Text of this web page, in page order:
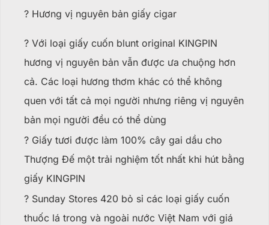
? Hương vị nguyên bản giấy cigar
? Với loại giấy cuốn blunt original KINGPIN
hương vị nguyên bản vẫn được ưa chuộng hơn
cả. Các loại hương thơm khác có thể không
quen với tất cả mọi người nhưng riêng vị nguyên
bản mọi người đều có thể dùng
? Giấy tươi được làm 100% cây gai dầu cho
Thượng Đế một trải nghiệm tốt nhất khi hút bằng
giấy KINGPIN
? Sunday Stores 420 bỏ sỉ các loại giấy cuốn
thuốc lá trong và ngoài nước Việt Nam với giá